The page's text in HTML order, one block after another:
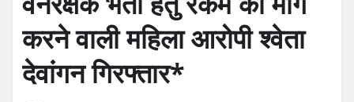
करने वाली महिला आरोपी श्वेता
देवांगन गिरफ्तार*